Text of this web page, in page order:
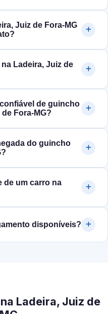
Juiz de Fora‑MG
Ladeira, Juiz de
de guincho
Fora‑MG?
do guincho
de um carro na
disponíveis?
Ladeira, Juiz de